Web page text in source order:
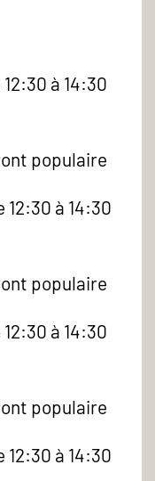
à 14:30
populaire
12:30 à 14:30
populaire
à 14:30
populaire
12:30 à 14:30